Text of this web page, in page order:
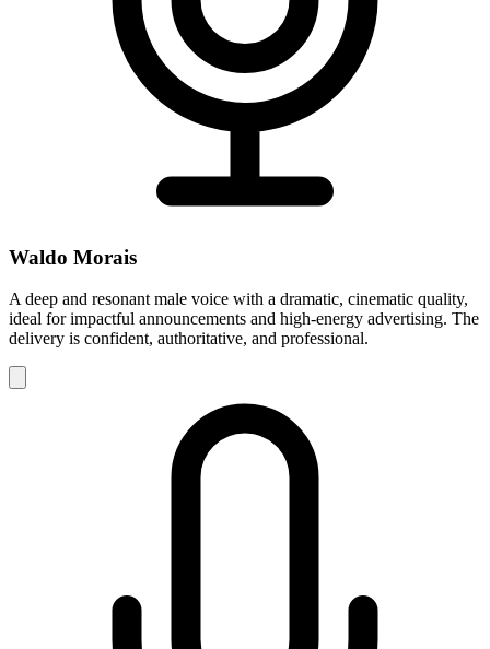
Waldo Morais
A deep and resonant male voice with a dramatic, cinematic quality,
ideal for impactful announcements and high-energy advertising. The
delivery is confident, authoritative, and professional.